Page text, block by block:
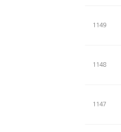
1149
1148
1147